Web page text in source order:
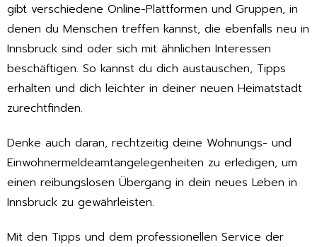
gibt verschiedene Online-Plattformen und Gruppen, in
denen du Menschen treffen kannst, die ebenfalls neu in
Innsbruck sind oder sich mit ähnlichen Interessen
beschäftigen. So kannst du dich austauschen, Tipps
erhalten und dich leichter in deiner neuen Heimatstadt
zurechtfinden.
Denke auch daran, rechtzeitig deine Wohnungs- und
Einwohnermeldeamtangelegenheiten zu erledigen, um
einen reibungslosen Übergang in dein neues Leben in
Innsbruck zu gewährleisten.
Mit den Tipps und dem professionellen Service der